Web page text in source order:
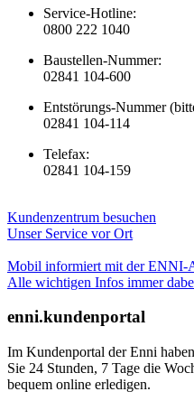
Service-Hotline:
0800 222 1040
Baustellen-Nummer:
02841 104-600
Entstörungs-Nummer
02841 104-114
Telefax:
02841 104-159
Kundenzentrum besuchen
Unser Service vor Ort
Mobil informiert mit der ENNI-
Alle wichtigen Infos immer
enni.kundenportal
Im Kundenportal der Enni
Sie 24 Stunden, 7 Tage die
bequem online erledigen.